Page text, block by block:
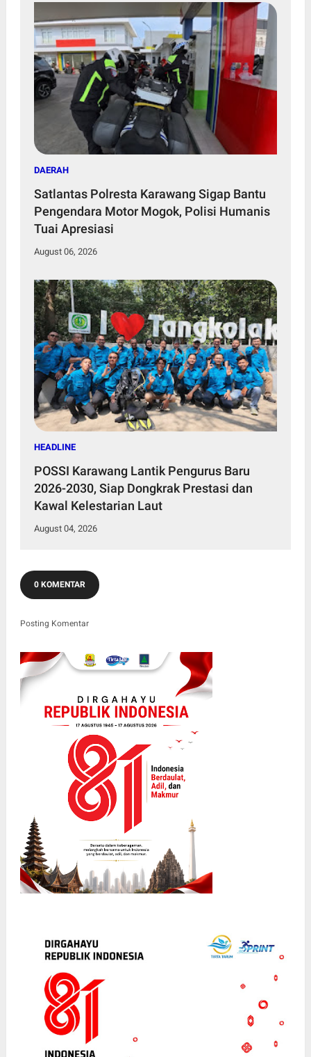
DAERAH
Satlantas Polresta Karawang Sigap Bantu
Pengendara Motor Mogok, Polisi Humanis
Tuai Apresiasi
August 06, 2026
HEADLINE
POSSI Karawang Lantik Pengurus Baru
2026-2030, Siap Dongkrak Prestasi dan
Kawal Kelestarian Laut
August 04, 2026
0 KOMENTAR
Posting Komentar